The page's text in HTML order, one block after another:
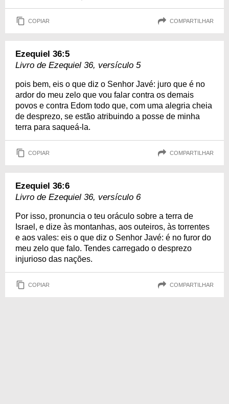
COPIAR COMPARTILHAR
Ezequiel 36:5
Livro de Ezequiel 36, versículo 5
pois bem, eis o que diz o Senhor Javé: juro que é no
ardor do meu zelo que vou falar contra os demais
povos e contra Edom todo que, com uma alegria cheia
de desprezo, se estão atribuindo a posse de minha
terra para saqueá-la.
COPIAR COMPARTILHAR
Ezequiel 36:6
Livro de Ezequiel 36, versículo 6
Por isso, pronuncia o teu oráculo sobre a terra de
Israel, e dize às montanhas, aos outeiros, às torrentes
e aos vales: eis o que diz o Senhor Javé: é no furor do
meu zelo que falo. Tendes carregado o desprezo
injurioso das nações.
COPIAR COMPARTILHAR